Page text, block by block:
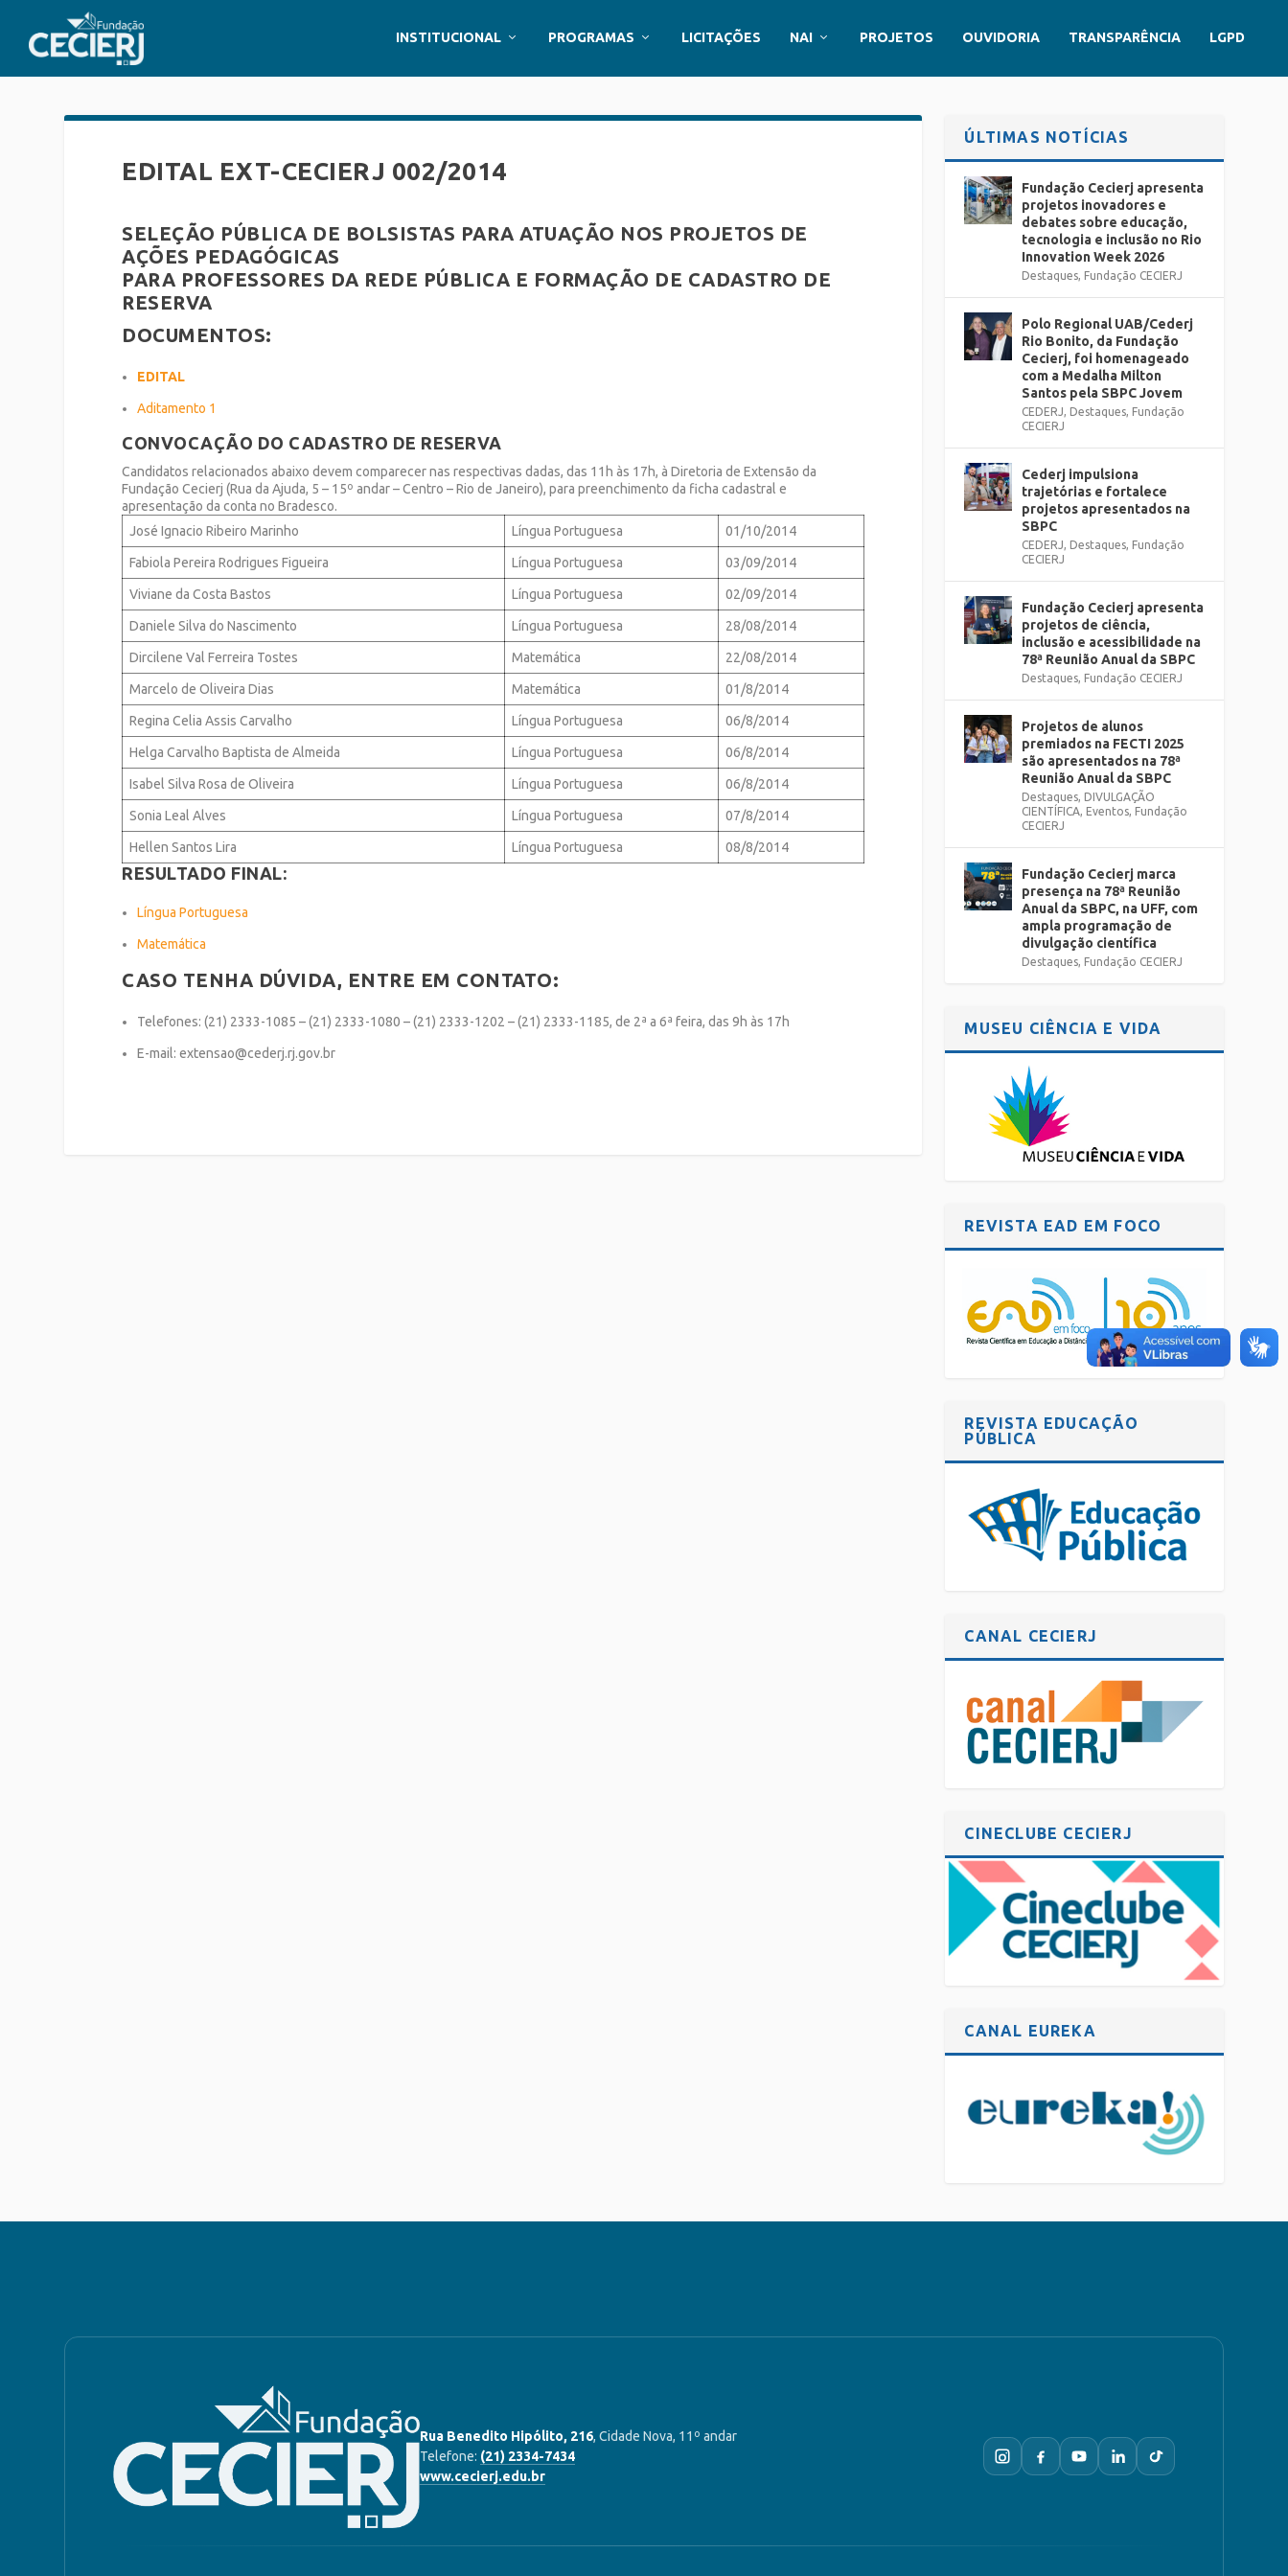
INSTITUCIONAL PROGRAMAS LICITAÇÕES NAI PROJETOS OUVIDORIA TRANSPARÊNCIA LGPD
EDITAL EXT-CECIERJ 002/2014
SELEÇÃO PÚBLICA DE BOLSISTAS PARA ATUAÇÃO NOS PROJETOS DE
AÇÕES PEDAGÓGICAS
PARA PROFESSORES DA REDE PÚBLICA E FORMAÇÃO DE CADASTRO DE
RESERVA
DOCUMENTOS:
EDITAL
Aditamento 1
CONVOCAÇÃO DO CADASTRO DE RESERVA
Candidatos relacionados abaixo devem comparecer nas respectivas dadas, das 11h às 17h, à Diretoria de Extensão da
Fundação Cecierj (Rua da Ajuda, 5 – 15º andar – Centro – Rio de Janeiro), para preenchimento da ficha cadastral e
apresentação da conta no Bradesco.
José Ignacio Ribeiro Marinho
Língua Portuguesa 01/10/2014
Fabiola Pereira Rodrigues Figueira Língua Portuguesa 03/09/2014
Viviane da Costa Bastos Língua Portuguesa 02/09/2014
Daniele Silva do Nascimento Língua Portuguesa 28/08/2014
Dircilene Val Ferreira Tostes Matemática 22/08/2014
Marcelo de Oliveira Dias Matemática 01/8/2014
Regina Celia Assis Carvalho Língua Portuguesa 06/8/2014
Helga Carvalho Baptista de Almeida Língua Portuguesa 06/8/2014
Isabel Silva Rosa de Oliveira Língua Portuguesa 06/8/2014
Sonia Leal Alves Língua Portuguesa 07/8/2014
Hellen Santos Lira Língua Portuguesa 08/8/2014
RESULTADO FINAL:
Língua Portuguesa
Matemática
CASO TENHA DÚVIDA, ENTRE EM CONTATO:
Telefones: (21) 2333-1085 – (21) 2333-1080 – (21) 2333-1202 – (21) 2333-1185, de 2ª a 6ª feira, das 9h às 17h
E-mail: extensao@cederj.rj.gov.br
ÚLTIMAS NOTÍCIAS
Fundação Cecierj apresenta
projetos inovadores e
debates sobre educação,
tecnologia e inclusão no Rio
Innovation Week 2026
Destaques, Fundação CECIERJ
Polo Regional UAB/Cederj
Rio Bonito, da Fundação
Cecierj, foi homenageado
com a Medalha Milton
Santos pela SBPC Jovem
CEDERJ, Destaques, Fundação
CECIERJ
Cederj impulsiona
trajetórias e fortalece
projetos apresentados na
SBPC
CEDERJ, Destaques, Fundação
CECIERJ
Fundação Cecierj apresenta
projetos de ciência,
inclusão e acessibilidade na
78ª Reunião Anual da SBPC
Destaques, Fundação CECIERJ
Projetos de alunos
premiados na FECTI 2025
são apresentados na 78ª
Reunião Anual da SBPC
Destaques, DIVULGAÇÃO
CIENTÍFICA, Eventos, Fundação
CECIERJ
Fundação Cecierj marca
presença na 78ª Reunião
Anual da SBPC, na UFF, com
ampla programação de
divulgação científica
Destaques, Fundação CECIERJ
MUSEU CIÊNCIA E VIDA
REVISTA EAD EM FOCO
REVISTA EDUCAÇÃO
PÚBLICA
CANAL CECIERJ
CINECLUBE CECIERJ
CANAL EUREKA
Rua Benedito Hipólito, 216, Cidade Nova, 11º andar
Telefone: (21) 2334-7434
www.cecierj.edu.br